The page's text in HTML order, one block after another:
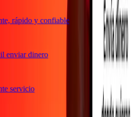
rápido y confiable
dinero
servicio